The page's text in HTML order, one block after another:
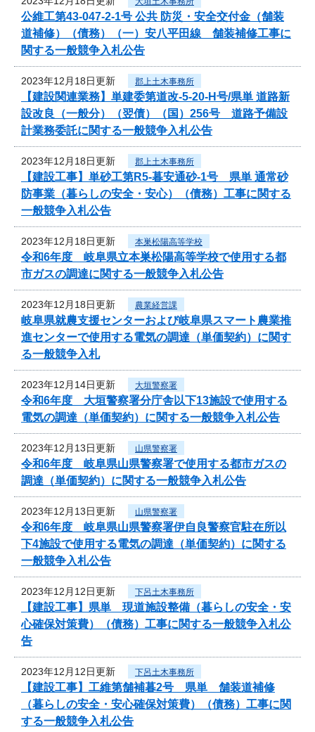
公維工第43-047-2-1号 公共 防災・安全交付金（舗装
道補修）（債務）（一）安八平田線 舗装補修工事に
関する一般競争入札公告
2023年12月18日更新 郡上土木事務所
【建設関連業務】単建委第道改-5-20-H号/県単 道路新
設改良（一般分）（翌債）（国）256号 道路予備設
計業務委託に関する一般競争入札公告
2023年12月18日更新 郡上土木事務所
【建設工事】単砂工第R5-暮安通砂-1号 県単 通常砂
防事業（暮らしの安全・安心）（債務）工事に関する
一般競争入札公告
2023年12月18日更新 本巣松陽高等学校
令和6年度 岐阜県立本巣松陽高等学校で使用する都
市ガスの調達に関する一般競争入札公告
2023年12月18日更新 農業経営課
岐阜県就農支援センターおよび岐阜県スマート農業推
進センターで使用する電気の調達（単価契約）に関す
る一般競争入札
2023年12月14日更新 大垣警察署
令和6年度 大垣警察署分庁舎以下13施設で使用する
電気の調達（単価契約）に関する一般競争入札公告
2023年12月13日更新 山県警察署
令和6年度 岐阜県山県警察署で使用する都市ガスの
調達（単価契約）に関する一般競争入札公告
2023年12月13日更新 山県警察署
令和6年度 岐阜県山県警察署伊自良警察官駐在所以
下4施設で使用する電気の調達（単価契約）に関する
一般競争入札公告
2023年12月12日更新 下呂土木事務所
【建設工事】県単 現道施設整備（暮らしの安全・安
心確保対策費）（債務）工事に関する一般競争入札公
告
2023年12月12日更新 下呂土木事務所
【建設工事】工維第舗補暮2号 県単 舗装道補修
（暮らしの安全・安心確保対策費）（債務）工事に関
する一般競争入札公告